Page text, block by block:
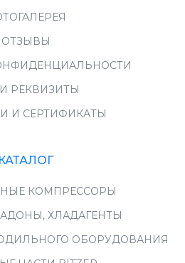
ОТЗЫВЫ
РЕКВИЗИТЫ
И СЕРТИФИКАТЫ
КАТАЛОГ
КОМПРЕССОРЫ
ХЛАДАГЕНТЫ
ОБОРУДОВАНИЯ